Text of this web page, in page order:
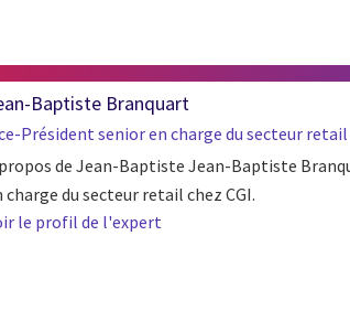
Baptiste Branquart
Président senior en charge du secteur retail
de Jean-Baptiste Jean-Baptiste
charge du secteur retail chez CGI.
le profil de l'expert